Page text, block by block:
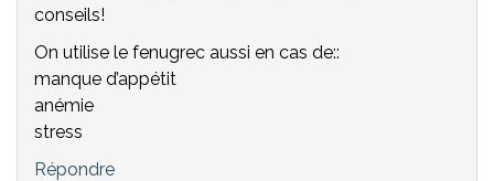
conseils!
On utilise le fenugrec aussi en cas de::
manque d’appétit
anémie
stress
Répondre